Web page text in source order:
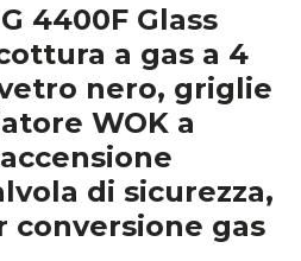
4400F Glass
a gas a 4
nero, griglie
WOK a
di sicurezza,
conversione gas